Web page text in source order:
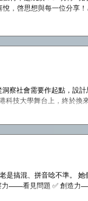
，啓思想與每一位分享！
察社會需要作起點，設
技大學舞台上，終於換來
！🎉 這份實至名歸的驕傲
是搞混、拼音唸不準。
力——看見問題 ✅ 創造